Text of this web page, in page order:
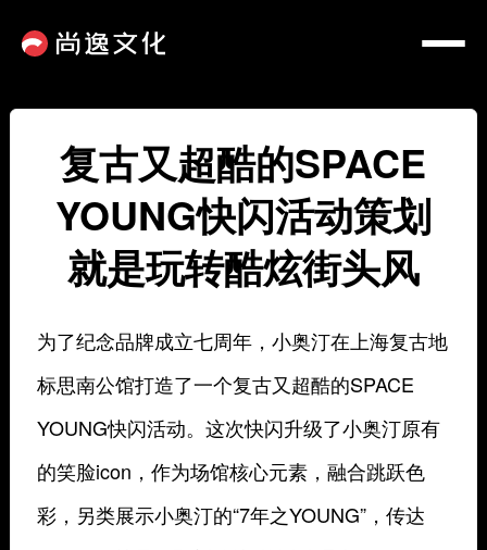
复古又超酷的SPACE
YOUNG快闪活动策划
就是玩转酷炫街头风
为了纪念品牌成立七周年，小奥汀在上海复古地
标思南公馆打造了一个复古又超酷的SPACE
YOUNG快闪活动。这次快闪升级了小奥汀原有
的笑脸icon，作为场馆核心元素，融合跳跃色
彩，另类展示小奥汀的“7年之YOUNG”，传达